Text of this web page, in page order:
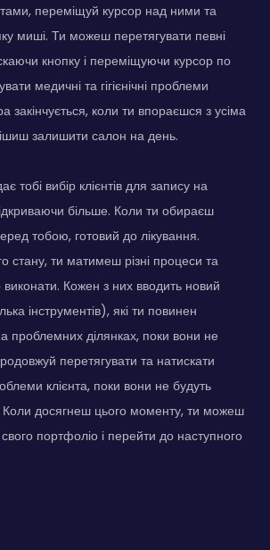
переміщуй курсор над ними та
миші. Ти можеш перетягувати певні
кнопку і переміщуючи курсор по
медичні та гігієнічні проблеми
закінчується, коли ти впораєшся з усіма
залишити салон на день.
тобі вибір клієнтів для запису на
більше. Коли ти обираєш
тобою, готовий до лікування.
стану, ти матимеш різні процеси та
виконати. Кожен з них вводить новий
інструментів), які ти повинен
проблемних ділянках, поки вони не
перетягувати та натискати
клієнта, поки вони не будуть
Коли досягнеш цього моменту, ти можеш
портфоліо і перейти до наступного